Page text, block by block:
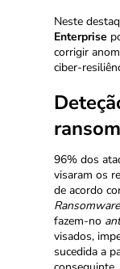
Neste
Enterprise
corrigir
ciber-
96% dos
visaram os
de acordo
fazem-no
visados,
sucedida a